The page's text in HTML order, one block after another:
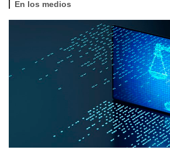
En los medios